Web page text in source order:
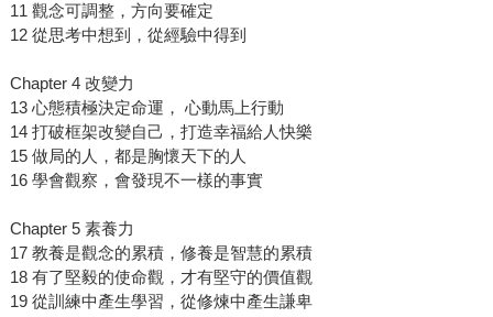
11 觀念可調整，方向要確定
12 從思考中想到，從經驗中得到
Chapter 4 改變力
13 心態積極決定命運， 心動馬上行動
14 打破框架改變自己，打造幸福給人快樂
15 做局的人，都是胸懷天下的人
16 學會觀察，會發現不一樣的事實
Chapter 5 素養力
17 教養是觀念的累積，修養是智慧的累積
18 有了堅毅的使命觀，才有堅守的價值觀
19 從訓練中產生學習，從修煉中產生謙卑